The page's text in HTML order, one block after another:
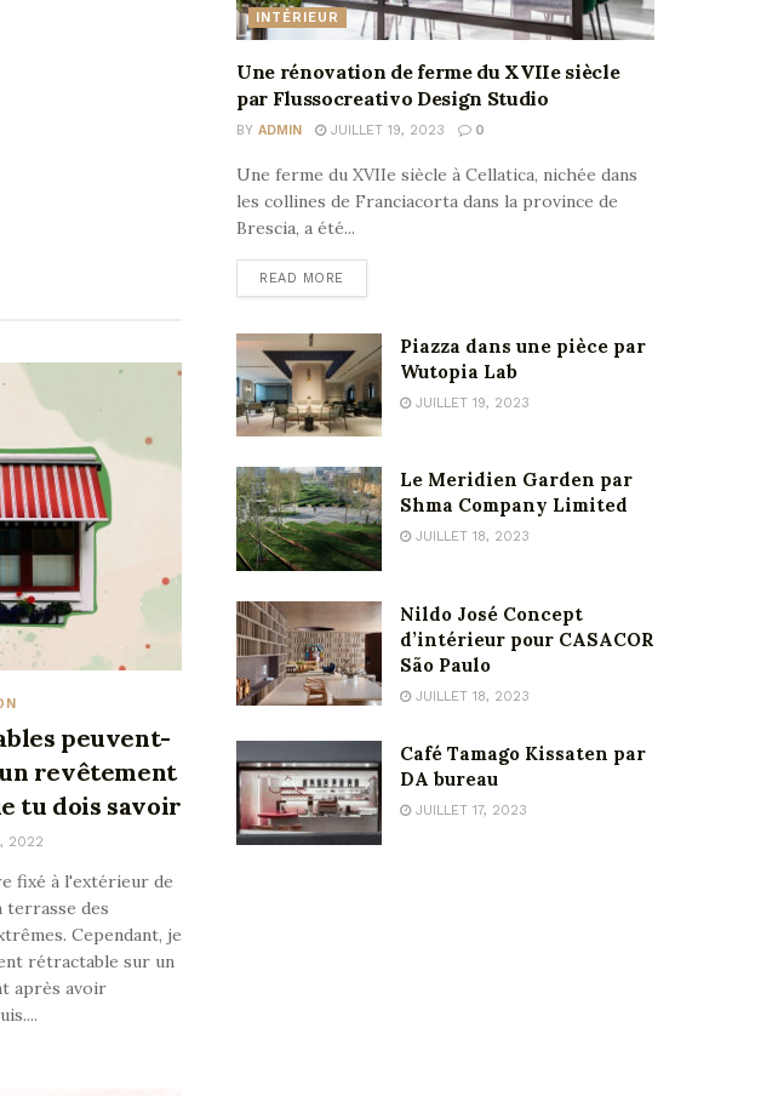
peuvent-
revêtement
tu dois savoir
2022
fixé à l'extérieur de
des
Cependant, je
rétractable sur un
après avoir
INTÉRIEUR
Une rénovation de ferme du XVIIe siècle
par Flussocreativo Design Studio
BY ADMIN JUILLET 19, 2023 0
Une ferme du XVIIe siècle à Cellatica, nichée dans
les collines de Franciacorta dans la province de
Brescia, a été...
READ MORE
Piazza dans une pièce par
Wutopia Lab
JUILLET 19, 2023
Le Meridien Garden par
Shma Company Limited
JUILLET 18, 2023
Nildo José Concept
d’intérieur pour CASACOR
São Paulo
JUILLET 18, 2023
Café Tamago Kissaten par
DA bureau
JUILLET 17, 2023